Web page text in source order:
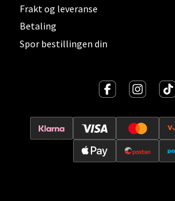
Frakt og leveranse
Betaling
Spor bestillingen din
Strandtorget, 2609 Lillehammer
Åpent i dag 09-20
0 i butikk
Strømmen - Thon
Støperivn. 5, 2010 Strømmen